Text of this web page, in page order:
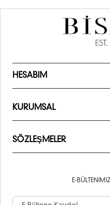
HESABIM
KURUMSAL
SÖZLEŞMELER
E-